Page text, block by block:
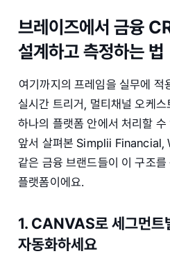
브레이즈에서 금융
설계하고 측정하는 법
여기까지의 프레임을 실무에 적
실시간 트리거, 멀티채널 오케
하나의 플랫폼 안에서 처리할
앞서 살펴본 Simplii
같은 금융 브랜드들이 이 구조
플랫폼이에요.
1. CANVAS로 세그먼트
자동화하세요